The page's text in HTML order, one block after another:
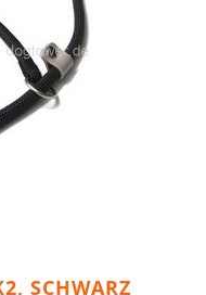
SCHWARZ